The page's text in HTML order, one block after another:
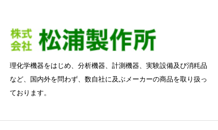
理化学機器をはじめ、分析機器、計測機器、実験設備及び消粍品
など、国内外を問わず、数自社に及ぶメーカーの商品を取り扱っ
ております。